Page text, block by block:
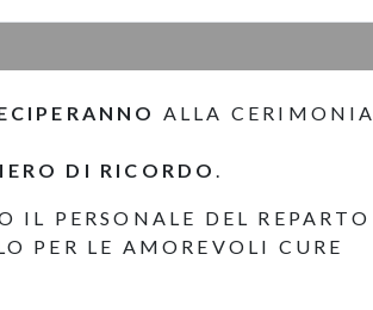
ALLA CERIMONIA
DI RICORDO.
PERSONALE DEL REPARTO
PER LE AMOREVOLI CURE